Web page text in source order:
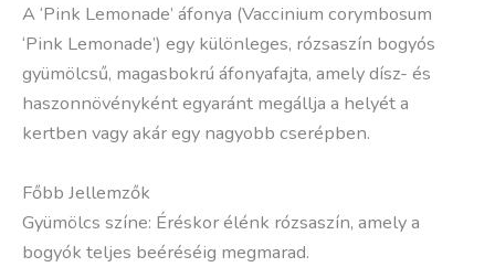
A ‘Pink Lemonade’ áfonya (Vaccinium corymbosum
‘Pink Lemonade’) egy különleges, rózsaszín bogyós
gyümölcsű, magasbokrú áfonyafajta, amely dísz- és
haszonnövényként egyaránt megállja a helyét a
kertben vagy akár egy nagyobb cserépben.
Főbb Jellemzők
Gyümölcs színe: Éréskor élénk rózsaszín, amely a
bogyók teljes beéréséig megmarad.